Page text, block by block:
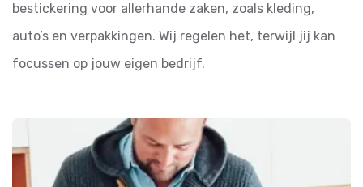
bestickering voor allerhande zaken, zoals kleding,
auto’s en verpakkingen. Wij regelen het, terwijl jij kan
focussen op jouw eigen bedrijf.